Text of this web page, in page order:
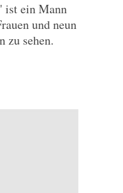
ist ein Mann
und neun
zu sehen.